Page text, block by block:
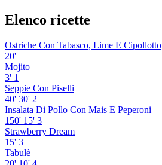
Elenco ricette
Ostriche Con Tabasco, Lime E Cipollotto
20'
Mojito
3' 1
Seppie Con Piselli
40' 30' 2
Insalata Di Pollo Con Mais E Peperoni
150' 15' 3
Strawberry Dream
15' 3
Tabulè